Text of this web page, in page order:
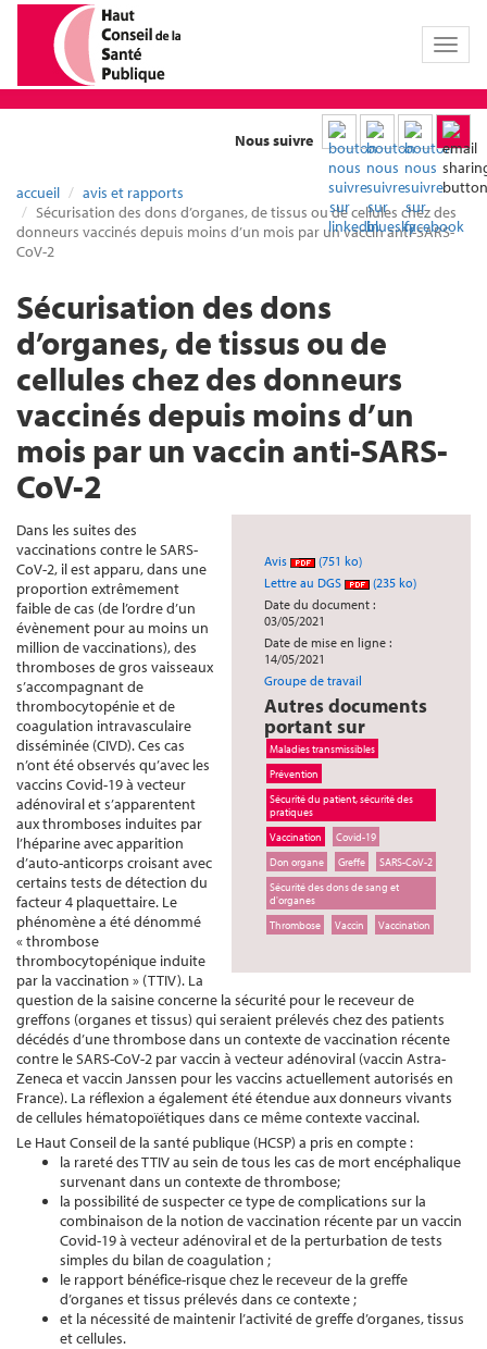
Toggle
Nous suivre
accueil
avis et rapports
Sécurisation des dons d’organes, de tissus ou de cellules chez des
donneurs vaccinés depuis moins d’un mois par un vaccin anti-SARS-
CoV-2
Sécurisation des dons
d’organes, de tissus ou de
cellules chez des donneurs
vaccinés depuis moins d’un
mois par un vaccin anti-SARS-
CoV-2
Avis
(751 ko)
Lettre au DGS
(235 ko)
Date du document :
03/05/2021
Date de mise en ligne :
14/05/2021
Groupe de travail
Autres documents
portant sur
Maladies transmissibles
Prévention
Sécurité du patient, sécurité des
pratiques
Vaccination
Covid-19
Don organe
Greffe
SARS-CoV-2
Sécurité des dons de sang et
d'organes
Thrombose
Vaccin Vaccination
Dans les suites des
vaccinations contre le SARS-
CoV-2, il est apparu, dans une
proportion extrêmement
faible de cas (de l’ordre d’un
évènement pour au moins un
million de vaccinations), des
thromboses de gros vaisseaux
s’accompagnant de
thrombocytopénie et de
coagulation intravasculaire
disséminée (CIVD). Ces cas
n’ont été observés qu’avec les
vaccins Covid-19 à vecteur
adénoviral et s’apparentent
aux thromboses induites par
l’héparine avec apparition
d’auto-anticorps croisant avec
certains tests de détection du
facteur 4 plaquettaire. Le
phénomène a été dénommé
« thrombose
thrombocytopénique induite
par la vaccination » (TTIV). La
question de la saisine concerne la sécurité pour le receveur de
greffons (organes et tissus) qui seraient prélevés chez des patients
décédés d’une thrombose dans un contexte de vaccination récente
contre le SARS-CoV-2 par vaccin à vecteur adénoviral (vaccin Astra-
Zeneca et vaccin Janssen pour les vaccins actuellement autorisés en
France). La réflexion a également été étendue aux donneurs vivants
de cellules hématopoïétiques dans ce même contexte vaccinal.
Le Haut Conseil de la santé publique (HCSP) a pris en compte :
la rareté des TTIV au sein de tous les cas de mort encéphalique
survenant dans un contexte de thrombose;
la possibilité de suspecter ce type de complications sur la
combinaison de la notion de vaccination récente par un vaccin
Covid-19 à vecteur adénoviral et de la perturbation de tests
simples du bilan de coagulation ;
le rapport bénéfice-risque chez le receveur de la greffe
d’organes et tissus prélevés dans ce contexte ;
et la nécessité de maintenir l’activité de greffe d’organes, tissus
et cellules.